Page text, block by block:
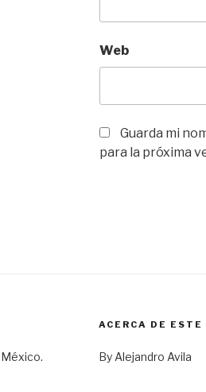
Web
Guarda mi
para la próxima
ACERCA DE
By Alejandro Avila